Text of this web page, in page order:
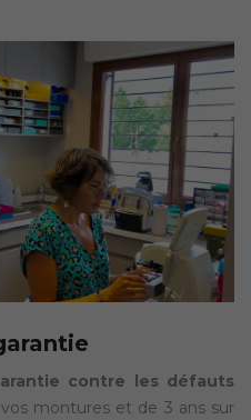
contre les défauts
montures et de 3 ans sur